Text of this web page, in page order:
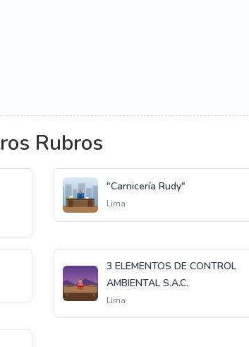
Rubros
"Carnicería Rudy"
Lima
3 ELEMENTOS DE CONTROL
AMBIENTAL S.A.C.
Lima